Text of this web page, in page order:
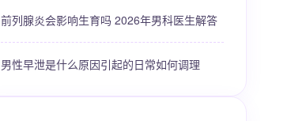
前列腺炎会影响生育吗 2026年男科医生解答
男性早泄是什么原因引起的日常如何调理